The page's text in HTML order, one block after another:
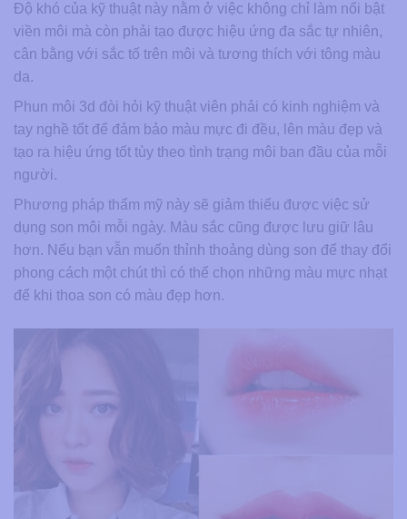
Độ khó của kỹ thuật này nằm ở việc không chỉ làm nổi bật
viền môi mà còn phải tạo được hiệu ứng đa sắc tự nhiên,
cân bằng với sắc tố trên môi và tương thích với tông màu
da.
Phun môi 3d đòi hỏi kỹ thuật viên phải có kinh nghiệm và
tay nghề tốt để đảm bảo màu mực đi đều, lên màu đẹp và
tạo ra hiệu ứng tốt tùy theo tình trạng môi ban đầu của mỗi
người.
Phương pháp thẩm mỹ này sẽ giảm thiểu được việc sử
dụng son môi mỗi ngày. Màu sắc cũng được lưu giữ lâu
hơn. Nếu bạn vẫn muốn thỉnh thoảng dùng son để thay đổi
phong cách một chút thì có thể chọn những màu mực nhạt
để khi thoa son có màu đẹp hơn.